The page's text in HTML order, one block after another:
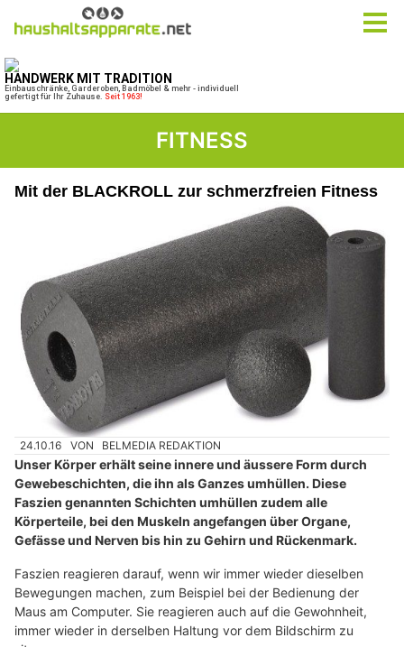
FITNESS
Mit der BLACKROLL zur schmerzfreien Fitness
24.10.16 VON BELMEDIA REDAKTION
Unser Körper erhält seine innere und äussere Form durch
Gewebeschichten, die ihn als Ganzes umhüllen. Diese
Faszien genannten Schichten umhüllen zudem alle
Körperteile, bei den Muskeln angefangen über Organe,
Gefässe und Nerven bis hin zu Gehirn und Rückenmark.
Faszien reagieren darauf, wenn wir immer wieder dieselben
Bewegungen machen, zum Beispiel bei der Bedienung der
Maus am Computer. Sie reagieren auch auf die Gewohnheit,
immer wieder in derselben Haltung vor dem Bildschirm zu